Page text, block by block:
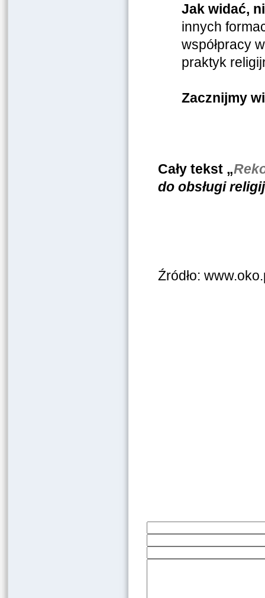
Jak widać,
innych
współpracy
praktyk
Zacznijmy
Cały tekst „
do obsługi
Źródło: